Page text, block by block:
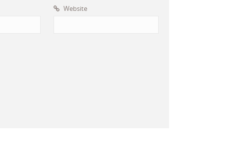
Website